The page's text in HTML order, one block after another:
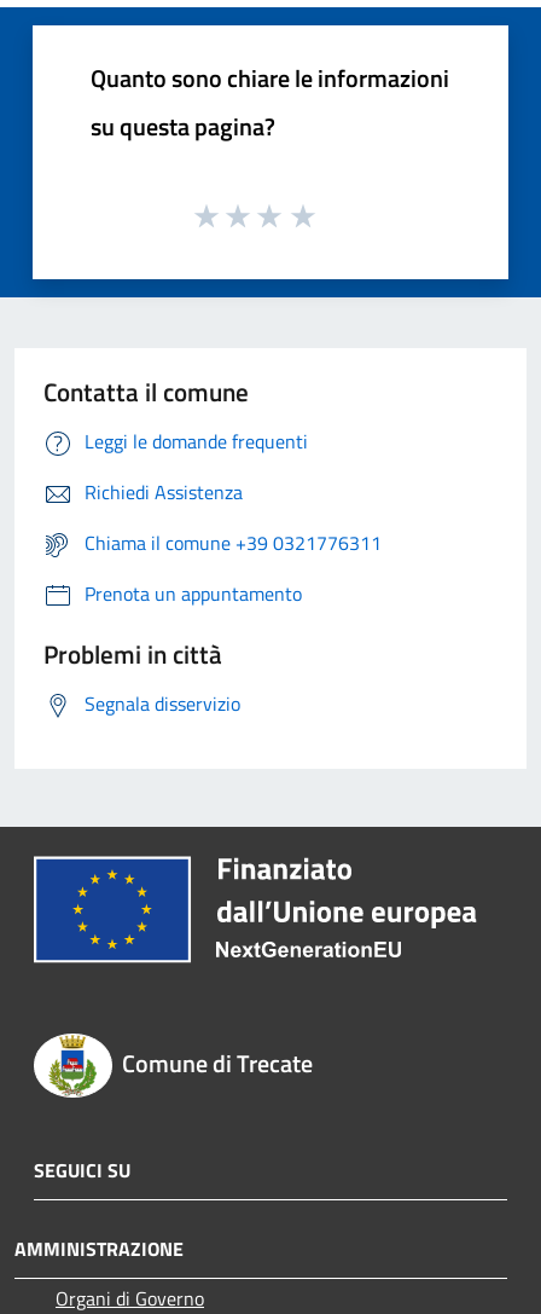
Quanto sono chiare le informazioni
su questa pagina?
Contatta il comune
Leggi le domande frequenti
Richiedi Assistenza
Chiama il comune +39 0321776311
Prenota un appuntamento
Problemi in città
Segnala disservizio
Comune di Trecate
SEGUICI SU
AMMINISTRAZIONE
Organi di Governo